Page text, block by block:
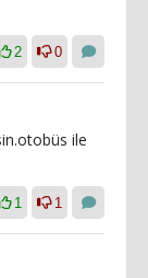
2 0
ile
1 1